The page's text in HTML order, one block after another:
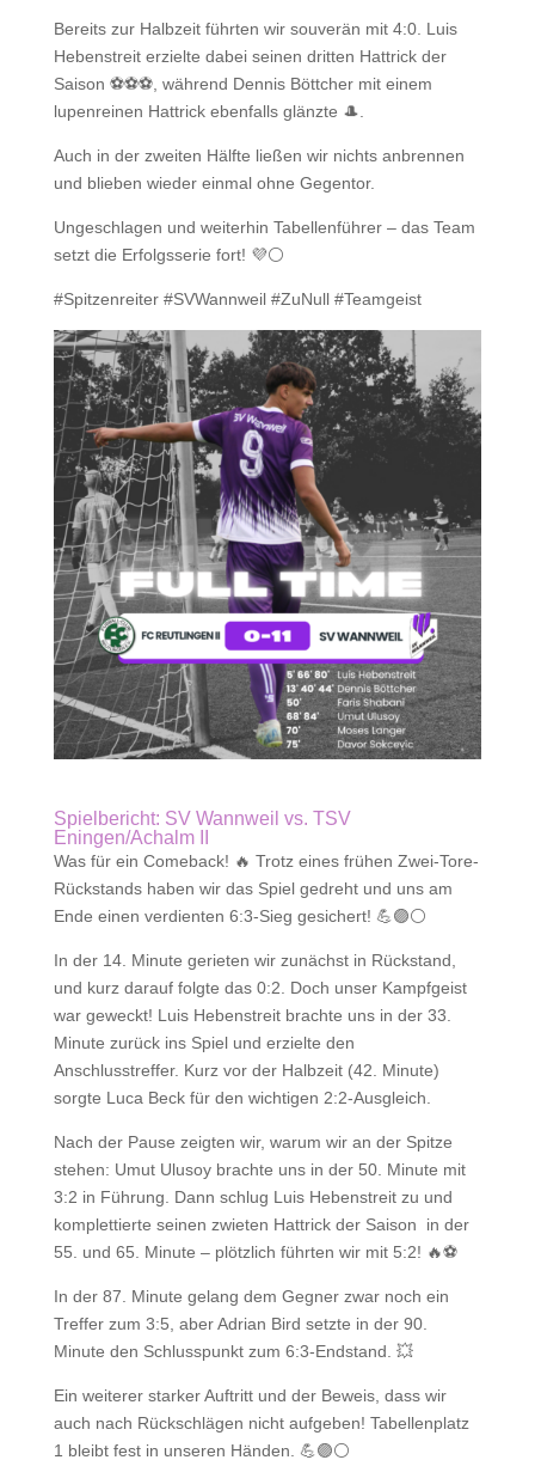
Bereits zur Halbzeit führten wir souverän mit 4:0. Luis
Hebenstreit erzielte dabei seinen dritten Hattrick der
Saison ⚽⚽⚽, während Dennis Böttcher mit einem
lupenreinen Hattrick ebenfalls glänzte 🎩.
Auch in der zweiten Hälfte ließen wir nichts anbrennen
und blieben wieder einmal ohne Gegentor.
Ungeschlagen und weiterhin Tabellenführer – das Team
setzt die Erfolgsserie fort! 💜⚪
#Spitzenreiter #SVWannweil #ZuNull #Teamgeist
Spielbericht: SV Wannweil vs. TSV
Eningen/Achalm II
Was für ein Comeback! 🔥 Trotz eines frühen Zwei-Tore-
Rückstands haben wir das Spiel gedreht und uns am
Ende einen verdienten 6:3-Sieg gesichert! 💪🟣⚪
In der 14. Minute gerieten wir zunächst in Rückstand,
und kurz darauf folgte das 0:2. Doch unser Kampfgeist
war geweckt! Luis Hebenstreit brachte uns in der 33.
Minute zurück ins Spiel und erzielte den
Anschlusstreffer. Kurz vor der Halbzeit (42. Minute)
sorgte Luca Beck für den wichtigen 2:2-Ausgleich.
Nach der Pause zeigten wir, warum wir an der Spitze
stehen: Umut Ulusoy brachte uns in der 50. Minute mit
3:2 in Führung. Dann schlug Luis Hebenstreit zu und
komplettierte seinen zwieten Hattrick der Saison in der
55. und 65. Minute – plötzlich führten wir mit 5:2! 🔥⚽️
In der 87. Minute gelang dem Gegner zwar noch ein
Treffer zum 3:5, aber Adrian Bird setzte in der 90.
Minute den Schlusspunkt zum 6:3-Endstand. 💥
Ein weiterer starker Auftritt und der Beweis, dass wir
auch nach Rückschlägen nicht aufgeben! Tabellenplatz
1 bleibt fest in unseren Händen. 💪🟣⚪